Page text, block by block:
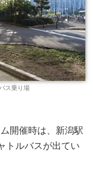
ス乗り場
開催時は、新潟駅
トルバスが出てい